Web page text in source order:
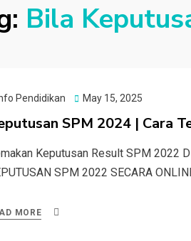
Bila
Pendidikan
Posted
May 15, 2025
SPM 2024 | Cara
Keputusan Result SPM 2022
SPM 2022 SECARA
MORE